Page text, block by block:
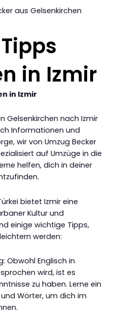
aus Gelsenkirchen
in Izmir
in Izmir
Gelsenkirchen nach Izmir
Informationen und
wir von Umzug Becker
auf Umzüge in die
helfen, dich in deiner
bietet Izmir eine
Kultur und
einige wichtige Tipps,
werden:
Obwohl Englisch in
wird, ist es
zu haben. Lerne ein
Wörter, um dich im